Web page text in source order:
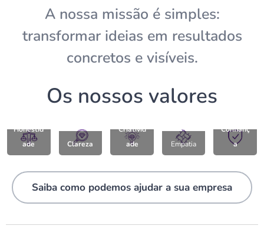
A nossa missão é simples:
transformar ideias em resultados
concretos e visíveis.
Os nossos valores
Honestid
ade
Clareza
Criativid
ade
Empatia
Confianç
a
Saiba como podemos ajudar a sua empresa